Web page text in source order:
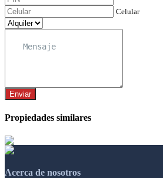
Celular
Enviar
Propiedades similares
Acerca de nosotros